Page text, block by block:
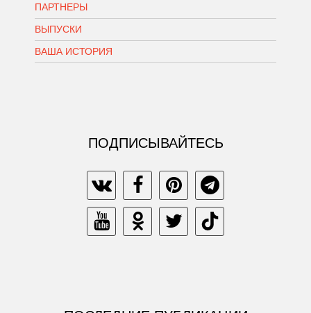
ПАРТНЕРЫ
ВЫПУСКИ
ВАША ИСТОРИЯ
ПОДПИСЫВАЙТЕСЬ